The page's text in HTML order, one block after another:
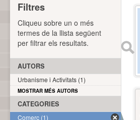
Filtres
Cliqueu sobre un o més
termes de la llista següent
per filtrar els resultats.
AUTORS
Urbanisme i Activitats (1)
MOSTRAR MÉS AUTORS
CATEGORIES
Comerç (1)